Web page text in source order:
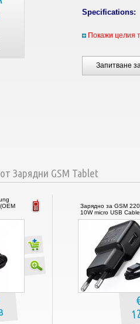
Specifications:
Изходно
Изходна
Изходен
Поляризация:
Покажи целия
Запитване
Зарядни GSM Tablet
Зарядно за GSM
10W micro USB